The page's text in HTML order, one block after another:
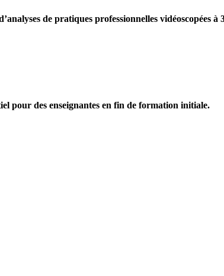
de pratiques professionnelles vidéoscopées à
pour des enseignantes en fin de formation initiale.